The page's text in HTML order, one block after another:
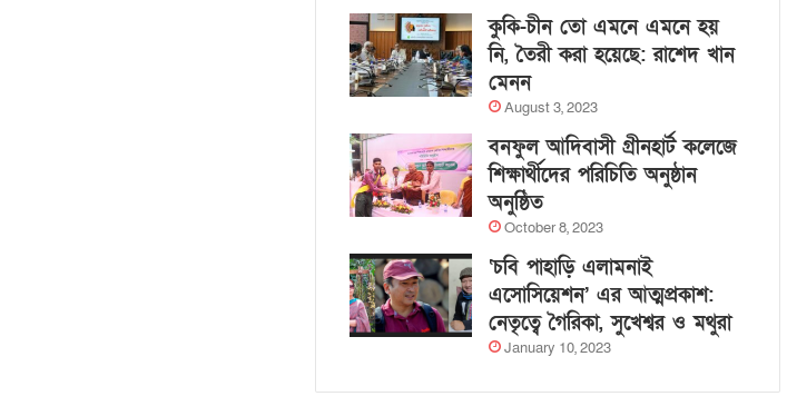
কুকি-চীন তো এমনে এমনে হয়
নি, তৈরী করা হয়েছে: রাশেদ খান
মেনন
August 3, 2023
বনফুল আদিবাসী গ্রীনহার্ট কলেজে
শিক্ষার্থীদের পরিচিতি অনুষ্ঠান
অনুষ্ঠিত
October 8, 2023
‘চবি পাহাড়ি এলামনাই
এসোসিয়েশন’ এর আত্মপ্রকাশ:
নেতৃত্বে গৈরিকা, সুখেশ্বর ও মথুরা
January 10, 2023